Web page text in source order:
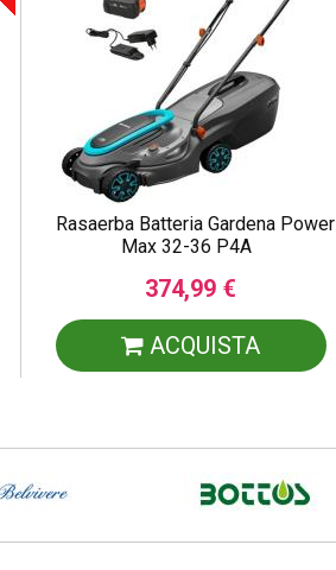
Rasaerba Batteria Gardena Power
Max 32-36 P4A
374,99 €
ACQUISTA